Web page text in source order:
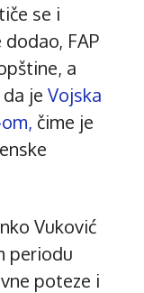
se i
FAP
a
je Vojska
čime je
Vuković
periodu
poteze i